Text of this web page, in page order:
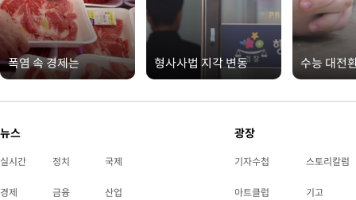
폭염 속 경제는 형사사법 지각 변동 수능 대전
뉴스
실시간 정치 국제
경제 금융 산업
광장
기자수첩 스토리칼럼
아트클럽 기고